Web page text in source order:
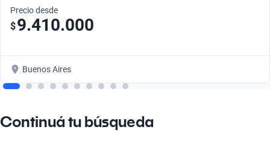
Precio desde
$9.410.000
Buenos Aires
Continuá tu búsqueda